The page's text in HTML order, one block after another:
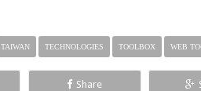
TAIWAN TECHNOLOGIES TOOLBOX WEB
Share